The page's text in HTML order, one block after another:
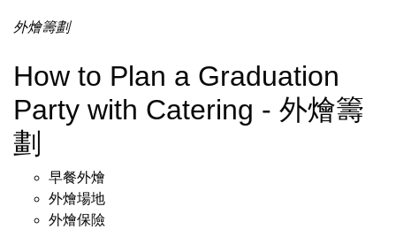
外燴籌劃
How to Plan a Graduation
Party with Catering - 外燴籌
劃
早餐外燴
外燴場地
外燴保險